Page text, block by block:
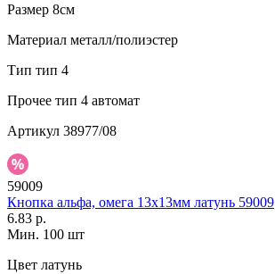
Размер 8см
Материал металл/полиэстер
Тип тип 4
Прочее тип 4 автомат
Артикул 38977/08
59009
Кнопка альфа, омега 13х13мм латунь 59009
6.83 р.
Мин. 100 шт
Цвет латунь